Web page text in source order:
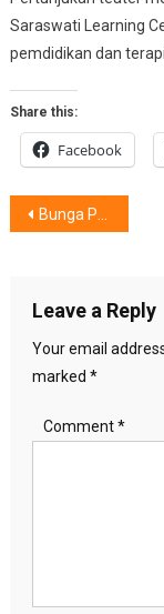
Saraswati Learning
pemdidikan dan
Share this:
Facebook
Post
Bunga Penutup Abad : Lukisan Cinta
Leave a Reply
Your email
marked *
Comment*